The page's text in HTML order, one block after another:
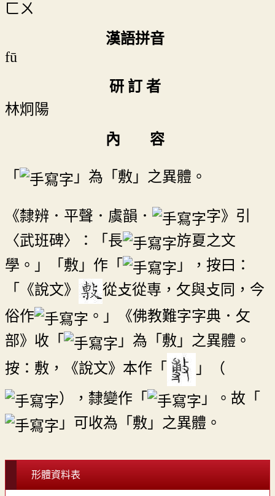
ㄈㄨ
漢語拼音
fū
研 訂 者
林炯陽
內 容
「 」為「敷」之異體。
《隸辨．平聲．虞韻．
字》引
〈武班碑〉：「長
斿夏之文
學。」「敷」作「
」，按曰：
「《說文》
從攴從専，攵與攴同，今
俗作
。」《佛教難字字典．攵
部》收「
」為「敷」之異體。
按：敷，《說文》本作「
」（
），隸變作「
」。故「
」可收為「敷」之異體。
形體資料表